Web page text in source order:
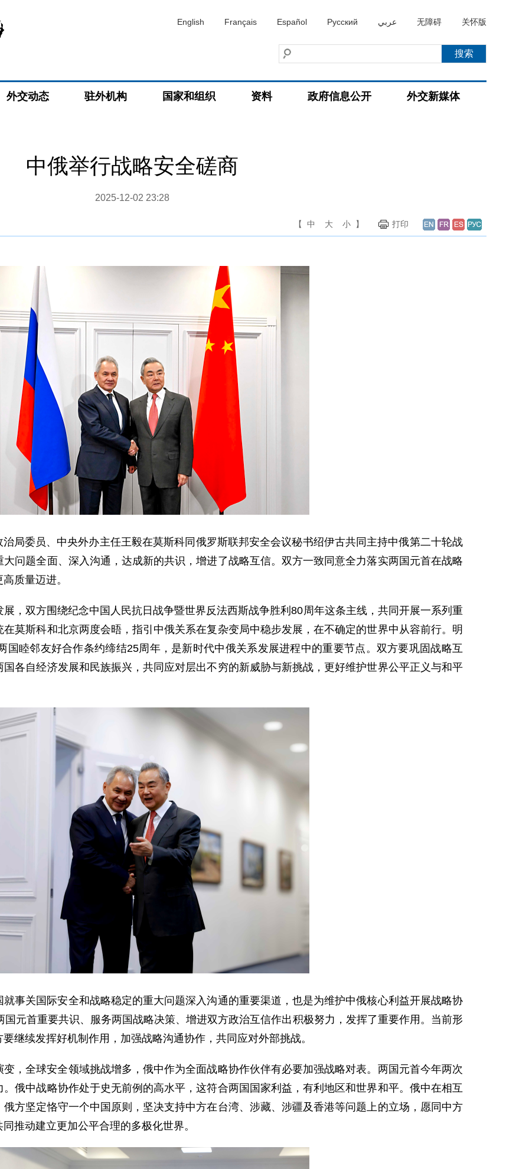
English Français Español Русский عربي 无障碍 关怀版
外交动态 驻外机构 国家和组织 资料 政府信息公开 外交新媒体
中俄举行战略安全磋商
2025-12-02 23:28
【 中 大 小 】 打印
局委员、中央外办主任王毅在莫斯科同俄罗斯联邦安全会议秘书绍伊古共同主持中俄第二十轮战
问题全面、深入沟通，达成新的共识，增进了战略互信。双方一致同意全力落实两国元首在战略
质量迈进。
，双方围绕纪念中国人民抗日战争暨世界反法西斯战争胜利80周年这条主线，共同开展一系列重
莫斯科和北京两度会晤，指引中俄关系在复杂变局中稳步发展，在不确定的世界中从容前行。明
国睦邻友好合作条约缔结25周年，是新时代中俄关系发展进程中的重要节点。双方要巩固战略互
各自经济发展和民族振兴，共同应对层出不穷的新威胁与新挑战，更好维护世界公平正义与和平
事关国际安全和战略稳定的重大问题深入沟通的重要渠道，也是为维护中俄核心利益开展战略协
元首重要共识、服务两国战略决策、增进双方政治互信作出积极努力，发挥了重要作用。当前形
继续发挥好机制作用，加强战略沟通协作，共同应对外部挑战。
，全球安全领域挑战增多，俄中作为全面战略协作伙伴有必要加强战略对表。两国元首今年两次
俄中战略协作处于史无前例的高水平，这符合两国国家利益，有利地区和世界和平。俄中在相互
方坚定恪守一个中国原则，坚决支持中方在台湾、涉藏、涉疆及香港等问题上的立场，愿同中方
推动建立更加公平合理的多极化世界。